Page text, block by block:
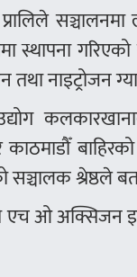
गरिएको
नाइट्रोजन
सञ्चालक श्रेष्ठले
ओ अक्सिजन